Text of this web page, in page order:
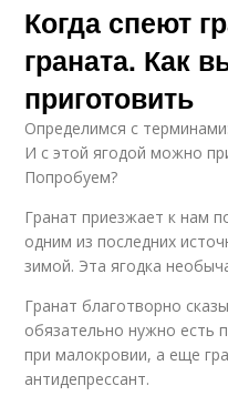
Когда спеют
граната. Как
приготовить
Определимся с
И с этой ягодой можно
Попробуем?
Гранат приезжает к нам
одним из последних
зимой. Эта ягодка
Гранат благотворно
обязательно нужно есть
при малокровии, а еще
антидепрессант.